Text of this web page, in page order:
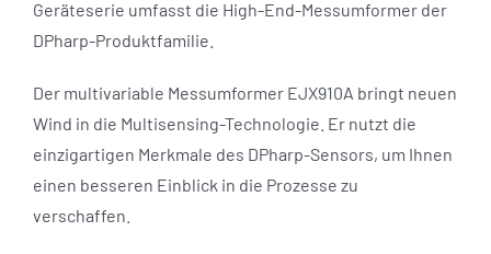
Geräteserie umfasst die High-End-Messumformer der
DPharp-Produktfamilie.
Der multivariable Messumformer EJX910A bringt neuen
Wind in die Multisensing-Technologie. Er nutzt die
einzigartigen Merkmale des DPharp-Sensors, um Ihnen
einen besseren Einblick in die Prozesse zu
verschaffen.